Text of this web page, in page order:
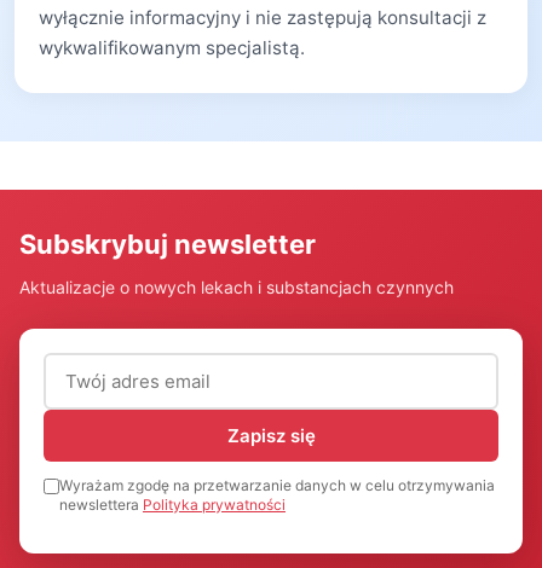
wyłącznie informacyjny i nie zastępują konsultacji z
wykwalifikowanym specjalistą.
Subskrybuj newsletter
Aktualizacje o nowych lekach i substancjach czynnych
Adres email (wymagany)
Zapisz się
Wyrażam zgodę na przetwarzanie danych w celu otrzymywania
newslettera Polityka prywatności